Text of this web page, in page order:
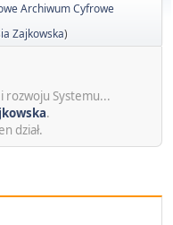
Archiwum Cyfrowe
Zajkowska)
rozwoju Systemu...
.
dział.